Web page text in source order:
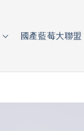
國產藍莓大聯盟